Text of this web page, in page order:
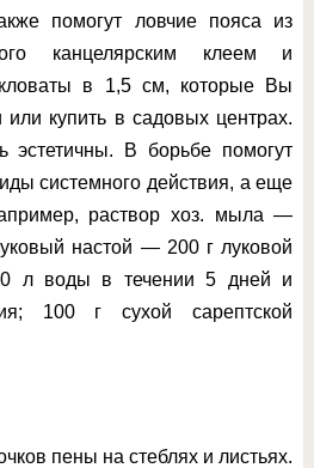
помогут ловчие пояса из
канцелярским клеем и
в 1,5 см, которые Вы
купить в садовых центрах.
эстетичны. В борьбе помогут
системного действия, а еще
раствор хоз. мыла —
настой — 200 г луковой
л воды в течении 5 дней и
100 г сухой сарептской
пены на стеблях и листьях.